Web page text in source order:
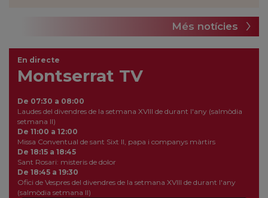
Més notícies
En directe
Montserrat TV
De 07:30 a 08:00
Laudes del divendres de la setmana XVIII de durant l'any (salmòdia
setmana II)
De 11:00 a 12:00
Missa Conventual de sant Sixt II, papa i companys màrtirs
De 18:15 a 18:45
Sant Rosari: misteris de dolor
De 18:45 a 19:30
Ofici de Vespres del divendres de la setmana XVIII de durant l'any
(salmòdia setmana II)